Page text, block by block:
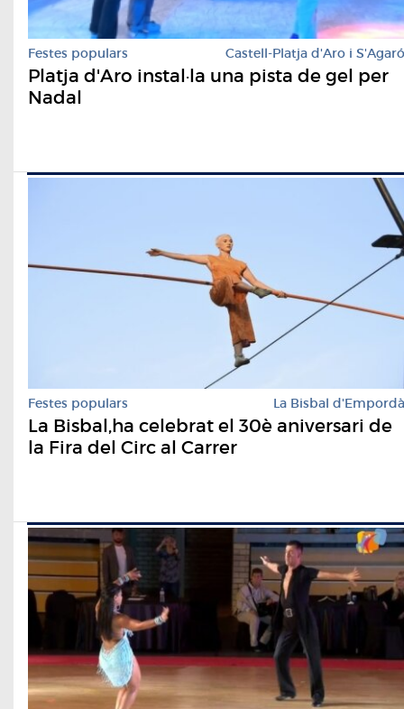
Festes populars Castell-Platja d'Aro i S'Agaró
Platja d'Aro instal·la una pista de gel per
Nadal
Festes populars La Bisbal d'Empordà
La Bisbal,ha celebrat el 30è aniversari de
la Fira del Circ al Carrer